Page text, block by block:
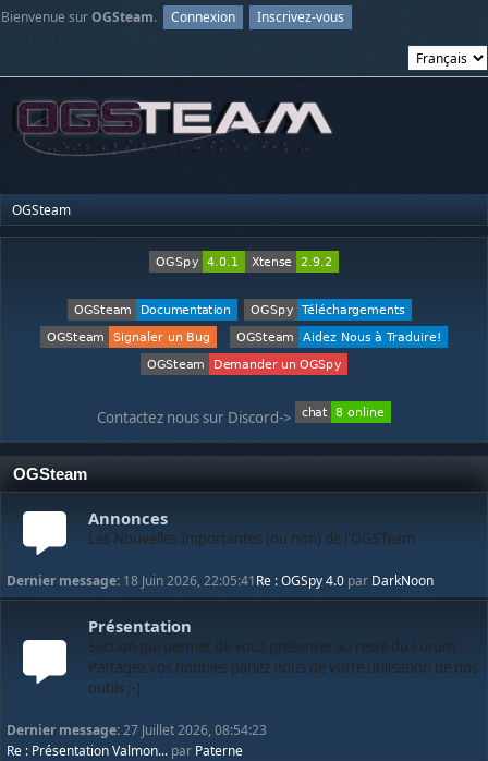
Bienvenue surOGSteam. Connexion Inscrivez-vous
OGSteam
Contactez nous sur Discord->
OGSteam
Annonces
Les Nouvelles Importantes (ou non) de l'OGSTeam
Dernier message: 18 Juin 2026, 22:05:41Re : OGSpy 4.0 par DarkNoon
Présentation
Section qui permet de vous présenter au reste du Forum.
Partagez vos hobbies parlez nous de votre utilisation de nos
outils ;-)
Dernier message:27 Juillet 2026, 08:54:23
Re : Présentation Valmon... par Paterne